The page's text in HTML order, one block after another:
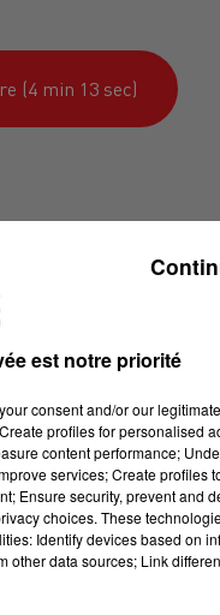
(4 min 13 sec)
est notre priorité
consent and/or our
profiles for personalised
content performance;
services; Create profiles
Ensure security, prevent and
choices. These
Identify devices based on
data sources; Link